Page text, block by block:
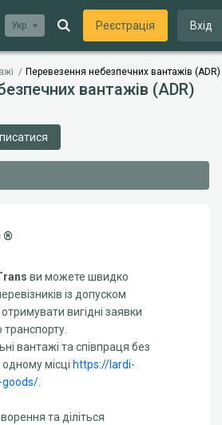
Укр Реєстрація Вхід
/ Перевезення небезпечних вантажів
вантажів (ADR)
®
ви можете швидко
із допуском
вигідні заявки
транспорту.
вантажі та співпраця без
місці https://lardi-
goods/
та діліться